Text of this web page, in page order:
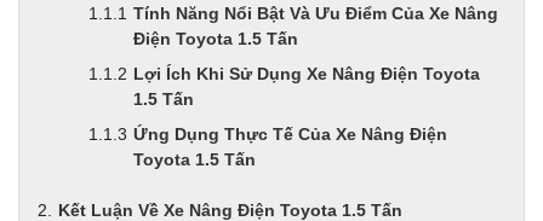
Tính Năng Nổi Bật Và Ưu Điểm Của Xe Nâng
Điện Toyota 1.5 Tấn
Lợi Ích Khi Sử Dụng Xe Nâng Điện Toyota
1.5 Tấn
Ứng Dụng Thực Tế Của Xe Nâng Điện
Toyota 1.5 Tấn
Kết Luận Về Xe Nâng Điện Toyota 1.5 Tấn